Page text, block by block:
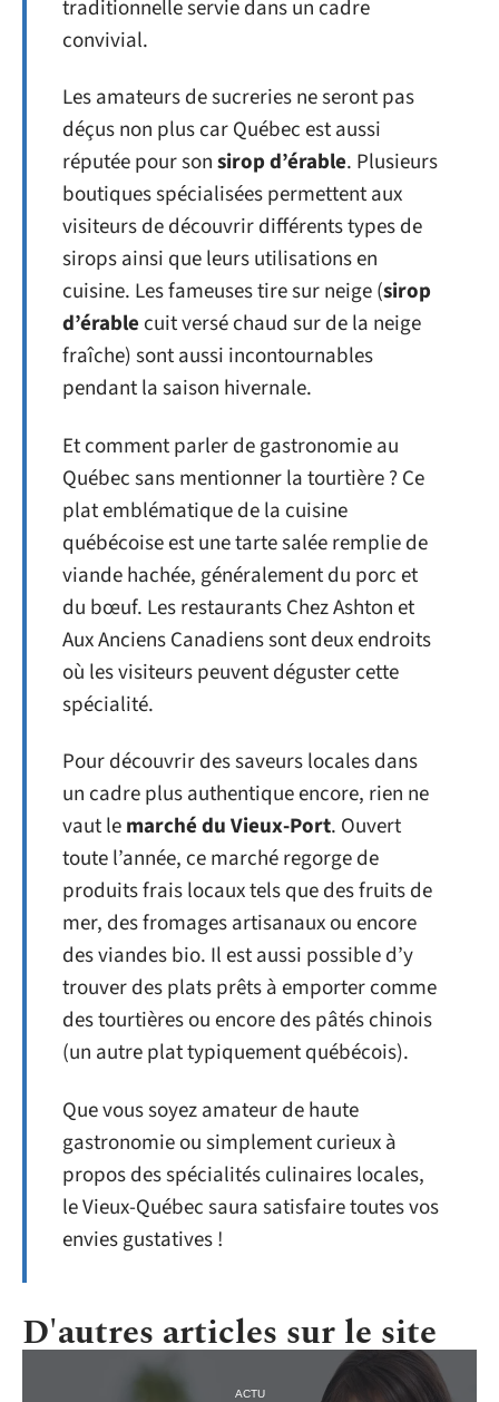
traditionnelle servie dans un cadre
convivial.
Les amateurs de sucreries ne seront pas
déçus non plus car Québec est aussi
réputée pour sonsirop d’érable. Plusieurs
boutiques spécialisées permettent aux
visiteurs de découvrir différents types de
sirops ainsi que leurs utilisations en
cuisine. Les fameuses tire sur neige (sirop
d’érable cuit versé chaud sur de la neige
fraîche) sont aussi incontournables
pendant la saison hivernale.
Et comment parler de gastronomie au
Québec sans mentionner la tourtière ? Ce
plat emblématique de la cuisine
québécoise est une tarte salée remplie de
viande hachée, généralement du porc et
du bœuf. Les restaurants Chez Ashton et
Aux Anciens Canadiens sont deux endroits
où les visiteurs peuvent déguster cette
spécialité.
Pour découvrir des saveurs locales dans
un cadre plus authentique encore, rien ne
vaut lemarché du Vieux-Port. Ouvert
toute l’année, ce marché regorge de
produits frais locaux tels que des fruits de
mer, des fromages artisanaux ou encore
des viandes bio. Il est aussi possible d’y
trouver des plats prêts à emporter comme
des tourtières ou encore des pâtés chinois
(un autre plat typiquement québécois).
Que vous soyez amateur de haute
gastronomie ou simplement curieux à
propos des spécialités culinaires locales,
le Vieux-Québec saura satisfaire toutes vos
envies gustatives !
D'autres articles sur le site
ACTU